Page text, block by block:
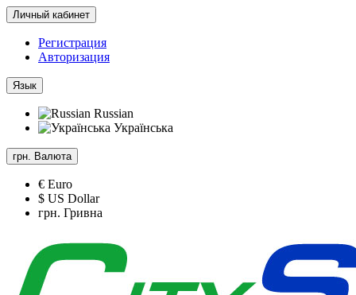
Личный кабинет
Регистрация
Авторизация
Язык
Russian
Українська
грн. Валюта
€ Euro
$ US Dollar
грн. Гривна